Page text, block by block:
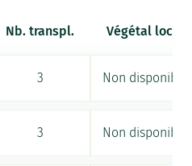
Nb. transpl. Végétal local
3 Non disponible
3 Non disponible